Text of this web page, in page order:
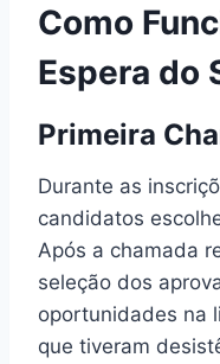
Como
Espera do
Primeira
Durante as
candidatos
Após a chamada
seleção dos
oportunidades na
que tiveram